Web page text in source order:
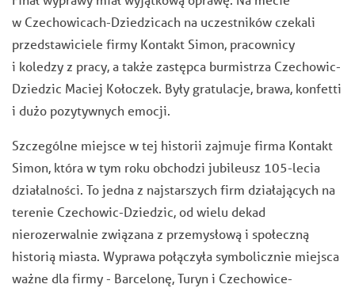
w Czechowicach-Dziedzicach na uczestników czekali
przedstawiciele firmy Kontakt Simon, pracownicy
i koledzy z pracy, a także zastępca burmistrza Czechowic-
Dziedzic Maciej Kołoczek. Były gratulacje, brawa, konfetti
i dużo pozytywnych emocji.
Szczególne miejsce w tej historii zajmuje firma Kontakt
Simon, która w tym roku obchodzi jubileusz 105-lecia
działalności. To jedna z najstarszych firm działających na
terenie Czechowic-Dziedzic, od wielu dekad
nierozerwalnie związana z przemysłową i społeczną
historią miasta. Wyprawa połączyła symbolicznie miejsca
ważne dla firmy - Barcelonę, Turyn i Czechowice-